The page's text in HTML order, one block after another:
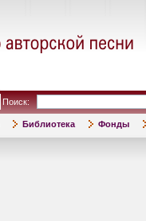
Поиск:
Библиотека Фонды